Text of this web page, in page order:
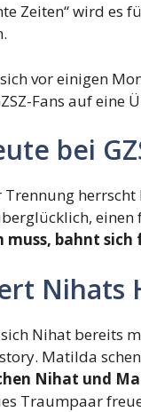
Zeiten“ wird
vor einigen
Fans auf eine
bei
bahnt
Nihats
sich Nihat
Matilda
Nihat und
Traumpaar